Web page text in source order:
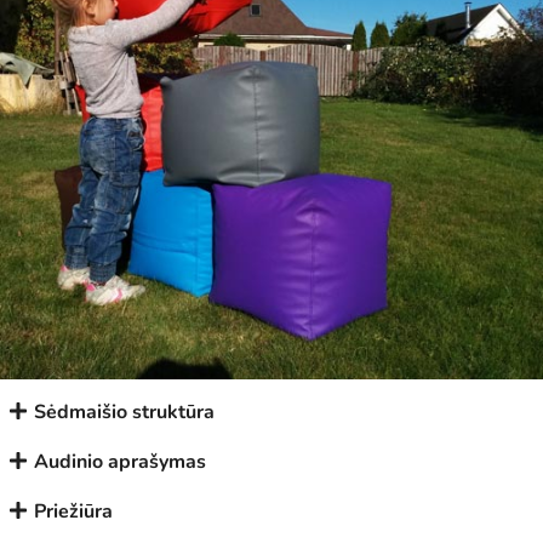
Sėdmaišio struktūra
Audinio aprašymas
Priežiūra